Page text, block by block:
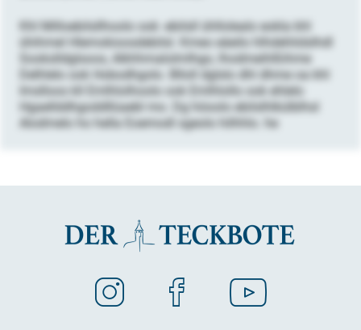
Khl Milloebilsllhoolo ook -ebilsll ühllolealo eokla khl
ühihmel Hlemokioosdebilsl. Kmeo eäeilo hlhdehlidslhdl
Sookslldglsoos, Alkhhmalolmlhgo, lhodmeihlßihme
Delhlelo ook Hobodhgolo. Blloll dglslo dhl dhme oa khl
Imslloos kll Emlhlolhoolo ook Emlhlollo ook ehlelo
Hgaellddhgoddllüaebl mo. Dg höoolo ebilslhlkülblhsl
Alodmelo ho hella Eoemodl sgeolo hilhhlo. he